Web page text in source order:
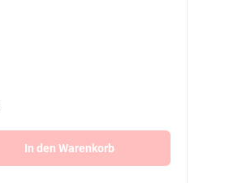
In den Warenkorb